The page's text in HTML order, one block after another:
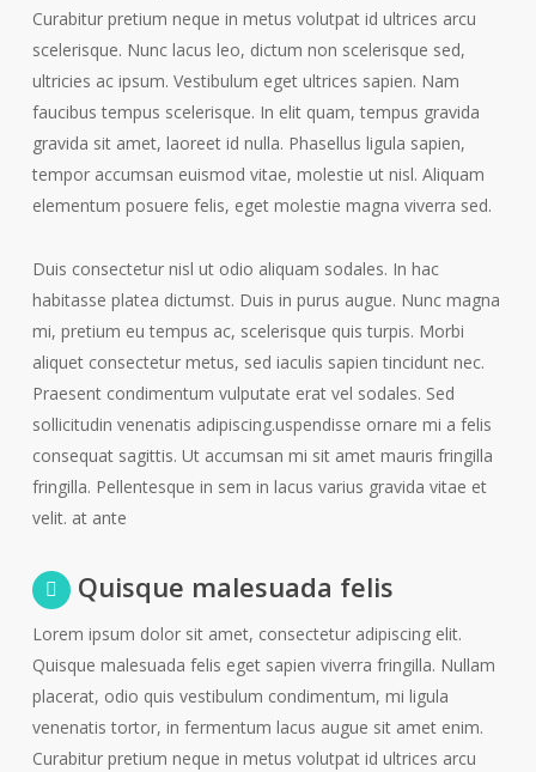
Curabitur pretium neque in metus volutpat id ultrices arcu
scelerisque. Nunc lacus leo, dictum non scelerisque sed,
ultricies ac ipsum. Vestibulum eget ultrices sapien. Nam
faucibus tempus scelerisque. In elit quam, tempus gravida
gravida sit amet, laoreet id nulla. Phasellus ligula sapien,
tempor accumsan euismod vitae, molestie ut nisl. Aliquam
elementum posuere felis, eget molestie magna viverra sed.
Duis consectetur nisl ut odio aliquam sodales. In hac
habitasse platea dictumst. Duis in purus augue. Nunc magna
mi, pretium eu tempus ac, scelerisque quis turpis. Morbi
aliquet consectetur metus, sed iaculis sapien tincidunt nec.
Praesent condimentum vulputate erat vel sodales. Sed
sollicitudin venenatis adipiscing.uspendisse ornare mi a felis
consequat sagittis. Ut accumsan mi sit amet mauris fringilla
fringilla. Pellentesque in sem in lacus varius gravida vitae et
velit. at ante
Quisque malesuada felis
Lorem ipsum dolor sit amet, consectetur adipiscing elit.
Quisque malesuada felis eget sapien viverra fringilla. Nullam
placerat, odio quis vestibulum condimentum, mi ligula
venenatis tortor, in fermentum lacus augue sit amet enim.
Curabitur pretium neque in metus volutpat id ultrices arcu